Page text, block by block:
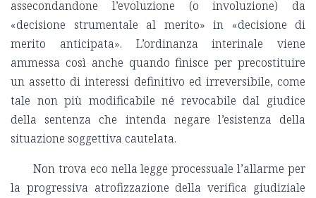
assecondandone l’evoluzione (o involuzione) da
«decisione strumentale al merito» in «decisione di
merito anticipata». L’ordinanza interinale viene
ammessa così anche quando finisce per precostituire
un assetto di interessi definitivo ed irreversibile, come
tale non più modificabile né revocabile dal giudice
della sentenza che intenda negare l’esistenza della
situazione soggettiva cautelata.
Non trova eco nella legge processuale l’allarme per
la progressiva atrofizzazione della verifica giudiziale